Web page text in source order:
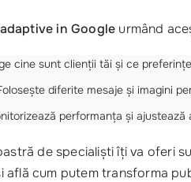
in Google urmând
cine sunt clienții tăi și ce
diferite mesaje și imagini
performanța și
de specialiști îți va oferi
află cum putem transforma